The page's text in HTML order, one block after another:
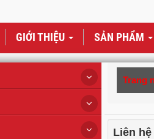
GIỚI THIỆU SẢN PHẨM
Trang
Liên